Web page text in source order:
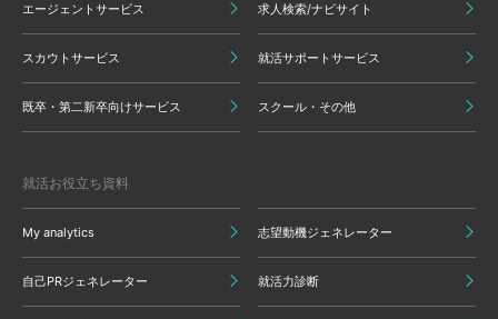
エージェントサービス 求人検索/ナビサイト
スカウトサービス 就活サポートサービス
既卒・第二新卒向けサービス スクール・その他
就活お役立ち資料
My analytics 志望動機ジェネレーター
自己PRジェネレーター 就活力診断